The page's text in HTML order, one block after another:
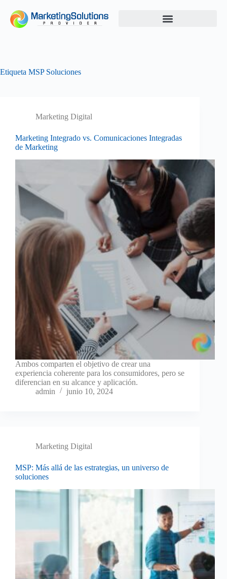
Etiqueta MSP Soluciones
Marketing Digital
Marketing Integrado vs. Comunicaciones Integradas
de Marketing
Ambos comparten el objetivo de crear una
experiencia coherente para los consumidores, pero se
diferencian en su alcance y aplicación.
admin
junio 10, 2024
Marketing Digital
MSP: Más allá de las estrategias, un universo de
soluciones